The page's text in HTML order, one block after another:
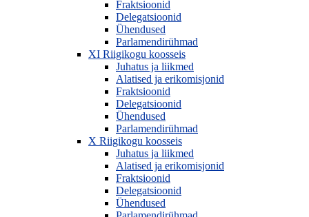
Fraktsioonid
Delegatsioonid
Ühendused
Parlamendirühmad
XI Riigikogu koosseis
Juhatus ja liikmed
Alatised ja erikomisjonid
Fraktsioonid
Delegatsioonid
Ühendused
Parlamendirühmad
X Riigikogu koosseis
Juhatus ja liikmed
Alatised ja erikomisjonid
Fraktsioonid
Delegatsioonid
Ühendused